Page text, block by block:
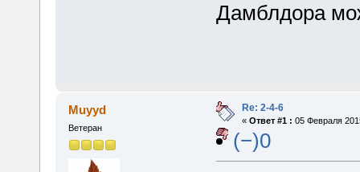
Дамблдора
Muyyd
Ветеран
Re: 2-4-6
« Ответ #1 : 05 Февраля
(−)0